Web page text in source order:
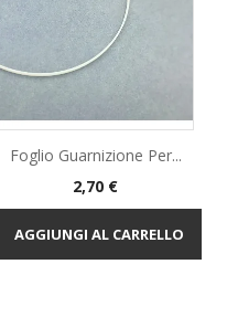
Foglio Guarnizione Per...
Prezzo
2,70 €
AGGIUNGI AL CARRELLO